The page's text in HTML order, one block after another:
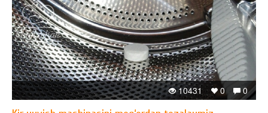
0
0
10431